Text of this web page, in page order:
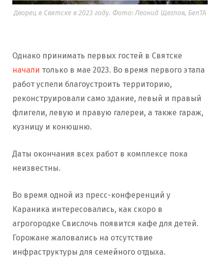
Дворец в Святске в 2023 году. Фото: Леонид Щеглов, БелТА
Однако принимать первых гостей в Святске
начали только в мае 2023. Во время первого этапа
работ успели благоустроить территорию,
реконструировали само здание, левый и правый
флигели, левую и правую галереи, а также гараж,
кузницу и конюшню.
Даты окончания всех работ в комплексе пока
неизвестны.
Во время одной из пресс-конференций у
Караника интересовались, как скоро в
агрогородке Свислочь появится кафе для детей.
Горожане жаловались на отсутствие
инфраструктуры для семейного отдыха.